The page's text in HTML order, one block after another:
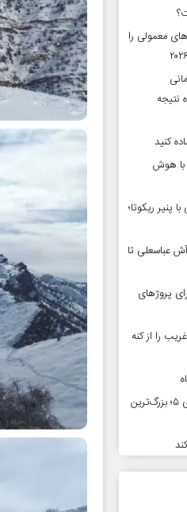
معمولی را
تومانی
نتیجه
با هوش
ریکوتا؛
عباسعلی تا
پروژهای
را از کنه
فروش خیره‌کننده داستان اسباب‌بازی ۵؛ بزرگ‌ترین